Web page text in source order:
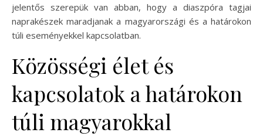
jelentős szerepük van abban, hogy a diaszpóra tagjai
naprakészek maradjanak a magyarországi és a határokon
túli eseményekkel kapcsolatban.
Közösségi élet és
kapcsolatok a határokon
túli magyarokkal